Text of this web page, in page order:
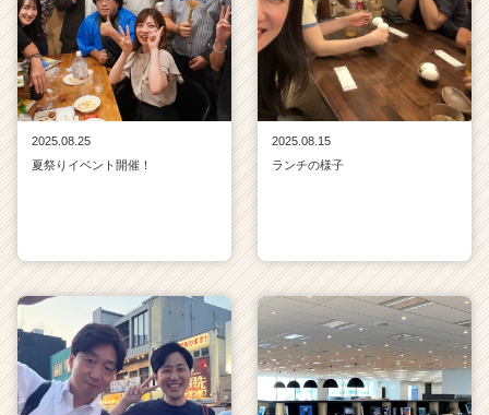
2025.08.25
夏祭りイベント開催！
2025.08.15
ランチの様子